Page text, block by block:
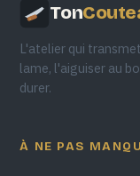
Ton
L'atelier qui
lame, l'aiguiser au
durer.
À NE PAS